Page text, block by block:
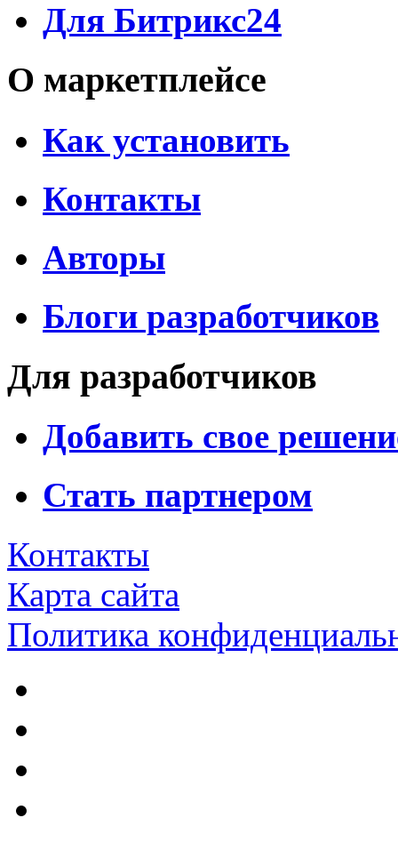
Для Битрикс24
О маркетплейсе
Как установить
Контакты
Авторы
Блоги разработчиков
Для разработчиков
Добавить свое
Стать партнером
Контакты
Карта сайта
Политика